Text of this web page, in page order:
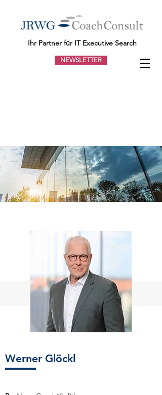
Ihr Partner für IT Executive Search
NEWSLETTER
Werner Glöckl